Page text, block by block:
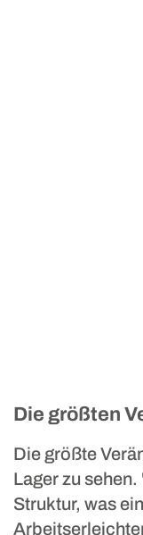
Die größten
Die größte
Lager zu
Struktur, was